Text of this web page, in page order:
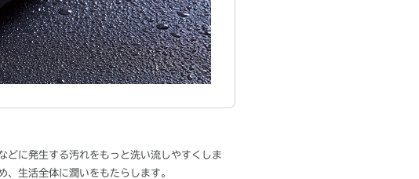
どに発生する汚れをもっと洗い流しやすくしま
、生活全体に潤いをもたらします。